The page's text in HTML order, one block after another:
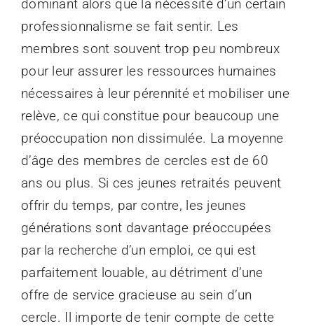
dominant alors que la nécessité d’un certain
professionnalisme se fait sentir. Les
membres sont souvent trop peu nombreux
pour leur assurer les ressources humaines
nécessaires à leur pérennité et mobiliser une
relève, ce qui constitue pour beaucoup une
préoccupation non dissimulée. La moyenne
d’âge des membres de cercles est de 60
ans ou plus. Si ces jeunes retraités peuvent
offrir du temps, par contre, les jeunes
générations sont davantage préoccupées
par la recherche d’un emploi, ce qui est
parfaitement louable, au détriment d’une
offre de service gracieuse au sein d’un
cercle. Il importe de tenir compte de cette